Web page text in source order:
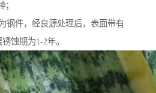
钢件，经良源处理后，表面带有
蚀期为1-2年。